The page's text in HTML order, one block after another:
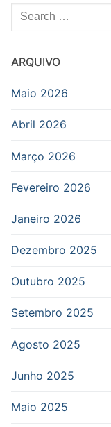
Pesquisar
por:
ARQUIVO
Maio 2026
Abril 2026
Março 2026
Fevereiro 2026
Janeiro 2026
Dezembro 2025
Outubro 2025
Setembro 2025
Agosto 2025
Junho 2025
Maio 2025